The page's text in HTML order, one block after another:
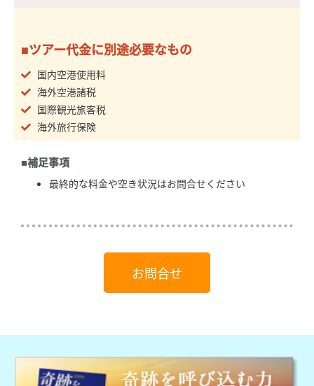
■ツアー代金に別途必要なもの
国内空港使用料
海外空港諸税
国際観光旅客税
海外旅行保険
■補足事項
最終的な料金や空き状況はお問合せください
お問合せ